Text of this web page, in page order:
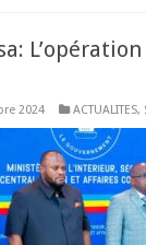
2024 ACTUALITES,